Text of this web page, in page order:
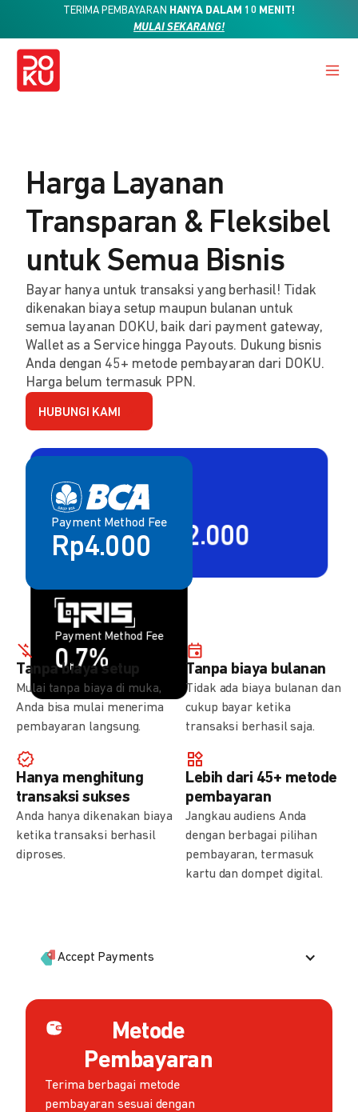
TERIMA PEMBAYARAN HANYA DALAM 10 MENIT!
MULAI SEKARANG!
Harga Layanan
Transparan & Fleksibel
untuk Semua Bisnis
Bayar hanya untuk transaksi yang berhasil! Tidak
dikenakan biaya setup maupun bulanan untuk
semua layanan DOKU, baik dari payment gateway,
Wallet as a Service hingga Payouts. Dukung bisnis
Anda dengan 45+ metode pembayaran dari DOKU.
Harga belum termasuk PPN.
HUBUNGI KAMI
Payment Method Fee
Rp4.000
Payment Method Fee
2,80% + Rp2.000
Payment Method Fee
0,7%
Payment Method Fee
1,5%
Tanpa biaya setup
Mulai tanpa biaya di muka,
Anda bisa mulai menerima
pembayaran langsung.
Tanpa biaya bulanan
Tidak ada biaya bulanan dan
cukup bayar ketika
transaksi berhasil saja.
Hanya menghitung
transaksi sukses
Anda hanya dikenakan biaya
ketika transaksi berhasil
diproses.
Lebih dari 45+ metode
pembayaran
Jangkau audiens Anda
dengan berbagai pilihan
pembayaran, termasuk
kartu dan dompet digital.
Accept Payments
Metode
Pembayaran
Terima berbagai metode
pembayaran sesuai dengan